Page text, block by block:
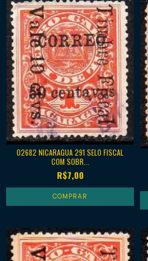
02682 NICARAGUA 291 SELO FISCAL
COM SOBR...
R$7,00